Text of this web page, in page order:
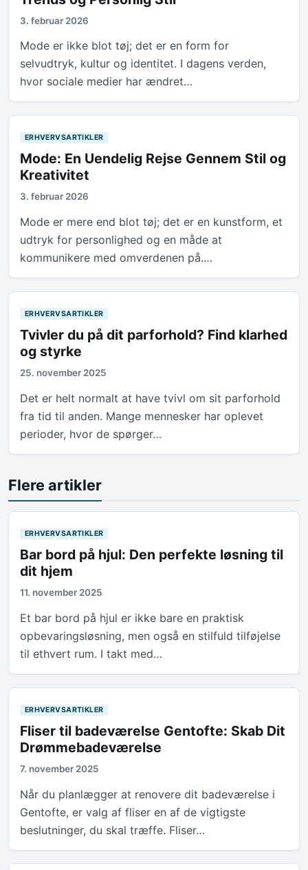
3. februar 2026
Mode er ikke blot tøj; det er en form for
selvudtryk, kultur og identitet. I dagens verden,
hvor sociale medier har ændret…
ERHVERVSARTIKLER
Mode: En Uendelig Rejse Gennem Stil og
Kreativitet
3. februar 2026
Mode er mere end blot tøj; det er en kunstform, et
udtryk for personlighed og en måde at
kommunikere med omverdenen på.…
ERHVERVSARTIKLER
Tvivler du på dit parforhold? Find klarhed
og styrke
25. november 2025
Det er helt normalt at have tvivl om sit parforhold
fra tid til anden. Mange mennesker har oplevet
perioder, hvor de spørger…
Flere artikler
ERHVERVSARTIKLER
Bar bord på hjul: Den perfekte løsning til
dit hjem
11. november 2025
Et bar bord på hjul er ikke bare en praktisk
opbevaringsløsning, men også en stilfuld tilføjelse
til ethvert rum. I takt med…
ERHVERVSARTIKLER
Fliser til badeværelse Gentofte: Skab Dit
Drømmebadeværelse
7. november 2025
Når du planlægger at renovere dit badeværelse i
Gentofte, er valg af fliser en af de vigtigste
beslutninger, du skal træffe. Fliser…